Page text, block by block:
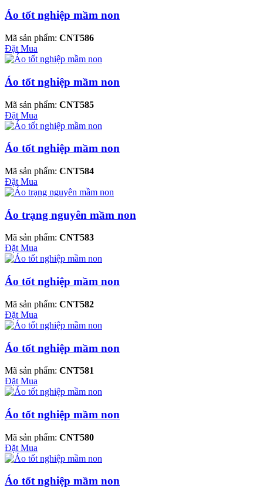
Áo tốt nghiệp mầm non
Mã sản phẩm: CNT586
Đặt Mua
Áo tốt nghiệp mầm non
Mã sản phẩm: CNT585
Đặt Mua
Áo tốt nghiệp mầm non
Mã sản phẩm: CNT584
Đặt Mua
Áo trạng nguyên mầm non
Mã sản phẩm: CNT583
Đặt Mua
Áo tốt nghiệp mầm non
Mã sản phẩm: CNT582
Đặt Mua
Áo tốt nghiệp mầm non
Mã sản phẩm: CNT581
Đặt Mua
Áo tốt nghiệp mầm non
Mã sản phẩm: CNT580
Đặt Mua
Áo tốt nghiệp mầm non